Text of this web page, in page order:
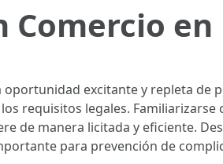
en
excitante y repleta de
requisitos legales.
de manera licitada y eficiente.
para prevención de